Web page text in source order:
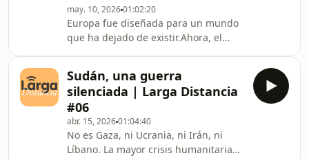
que Francia mantuvo durante
décadas para sostener su poder en
África y que en los últimos años ha
saltado por los aires.
may. 10, 202601:02:20
Europa fue diseñada para un mundo
que ha dejado de existir.Ahora, el
parece ser el mantra de los países
que tratan de desmantelar las bases
del orden mundial. ¿El mundo
escucha a Europa del mismo modo
que a Estados Unidos o China? ¿Qué
necesita Europa para garantizar su
Sudán, una guerra
silenciada | Larga Distancia
#06
abr. 15, 202601:04:40
No es Gaza, ni Ucrania, ni Irán, ni
Líbano. La mayor crisis humanitaria